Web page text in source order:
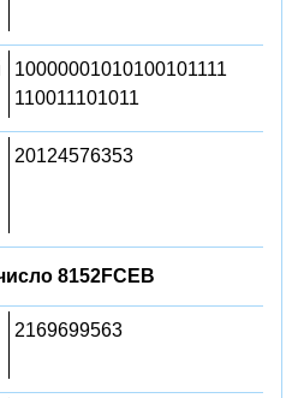
10000001010100101111
110011101011
20124576353
8152FCEB
2169699563